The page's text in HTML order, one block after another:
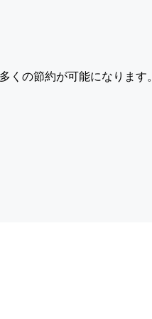
の節約が可能になります。